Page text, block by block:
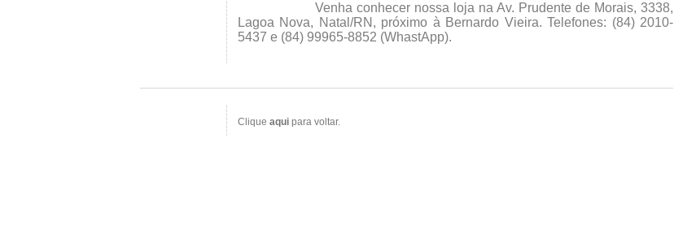
Venha conhecer nossa loja na Av. Prudente de Morais, 3338,
Lagoa Nova, Natal/RN, próximo à Bernardo Vieira. Telefones: (84) 2010-
5437 e (84) 99965-8852 (WhastApp).
Clique aqui para voltar.